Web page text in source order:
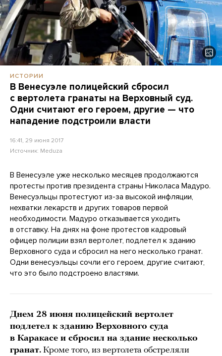
ИСТОРИИ
В Венесуэле полицейский сбросил
с вертолета гранаты на Верховный суд.
Одни считают его героем, другие — что
нападение подстроили власти
16:41, 29 июня 2017
Источник: Meduza
В Венесуэле уже несколько месяцев продолжаются
протесты против президента страны Николаса Мадуро.
Венесуэльцы протестуют из-за высокой инфляции,
нехватки лекарств и других товаров первой
необходимости. Мадуро отказывается уходить
в отставку. На днях на фоне протестов кадровый
офицер полиции взял вертолет, подлетел к зданию
Верховного суда и сбросил на него несколько гранат.
Одни венесуэльцы сочли его героем, другие считают,
что это было подстроено властями.
Днем 28 июня полицейский вертолет
подлетел к зданию Верховного суда
в Каракасе и сбросил на здание несколько
гранат. Кроме того, из вертолета обстреляли